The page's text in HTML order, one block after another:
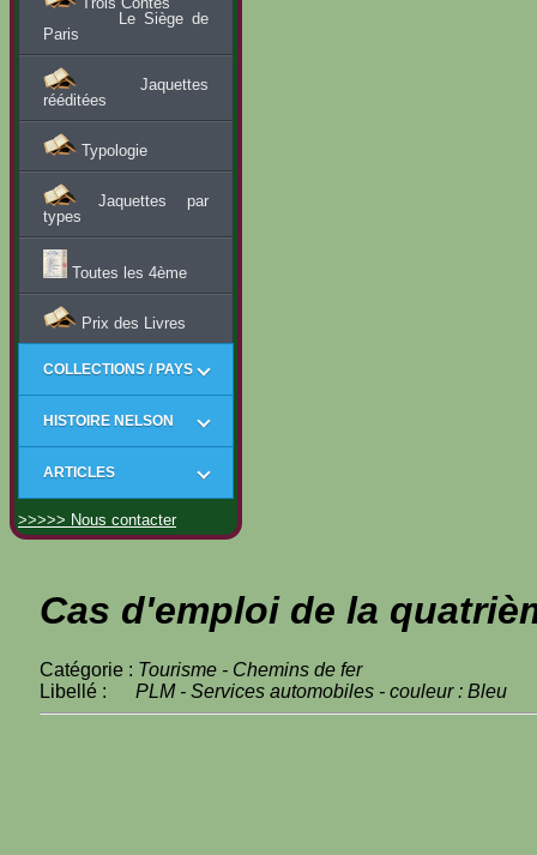
Le Siège de
Paris
Jaquettes
rééditées
Typologie
Jaquettes par
types
Toutes les 4ème
Prix des Livres
COLLECTIONS / PAYS
HISTOIRE NELSON
ARTICLES
>>>>> Nous contacter
Cas d'emploi de la
Catégorie : Tourisme - Chemins de fer
Libellé : PLM - Services automobiles - couleur : Bleu